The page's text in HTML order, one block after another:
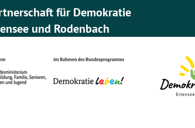
für Demokratie
und Rodenbach